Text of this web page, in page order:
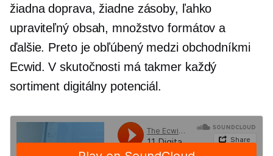
žiadna doprava, žiadne zásoby, ľahko
upraviteľný obsah, množstvo formátov a
ďalšie. Preto je obľúbený medzi obchodníkmi
Ecwid. V skutočnosti má takmer každý
sortiment digitálny potenciál.